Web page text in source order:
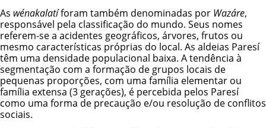
As wénakalatíforam também denominadas por Wazáre,
responsável pela classificação do mundo. Seus nomes
referem-se a acidentes geográficos, árvores, frutos ou
mesmo características próprias do local. As aldeias Paresí
têm uma densidade populacional baixa. A tendência à
segmentação com a formação de grupos locais de
pequenas proporções, com uma família elementar ou
família extensa (3 gerações), é percebida pelos Paresí
como uma forma de precaução e/ou resolução de conflitos
sociais.